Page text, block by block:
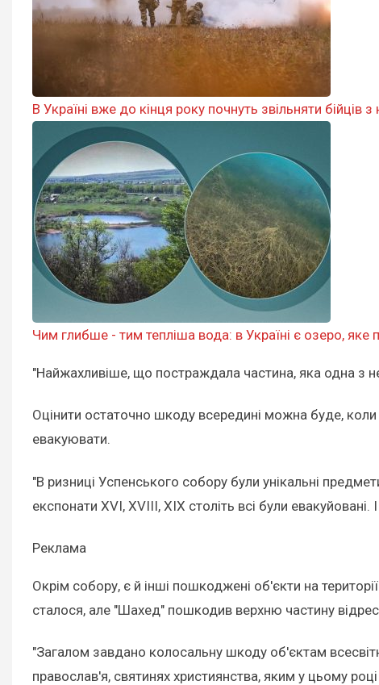
В Україні вже до кінця року почнуть звільняти
Чим глибше - тим тепліша вода: в Україні є озеро,
"Найжахливіше, що постраждала частина, яка одна з
Оцінити остаточно шкоду всередині можна буде,
евакуювати.
"В ризниці Успенського собору були унікальні
експонати XVI, XVIII, XIX століть всі були
Реклама
Окрім собору, є й інші пошкоджені об'єкти на
сталося, але "Шахед" пошкодив верхню частину
"Загалом завдано колосальну шкоду об'єктам
православ'я, святинях християнства, яким у цьому